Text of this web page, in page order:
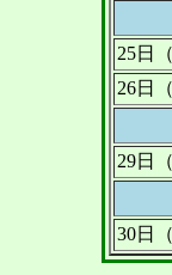
25日
26日
29日
30日